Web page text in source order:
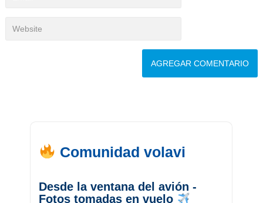
Comunidad volavi
Desde la ventana del avión -
Fotos tomadas en vuelo